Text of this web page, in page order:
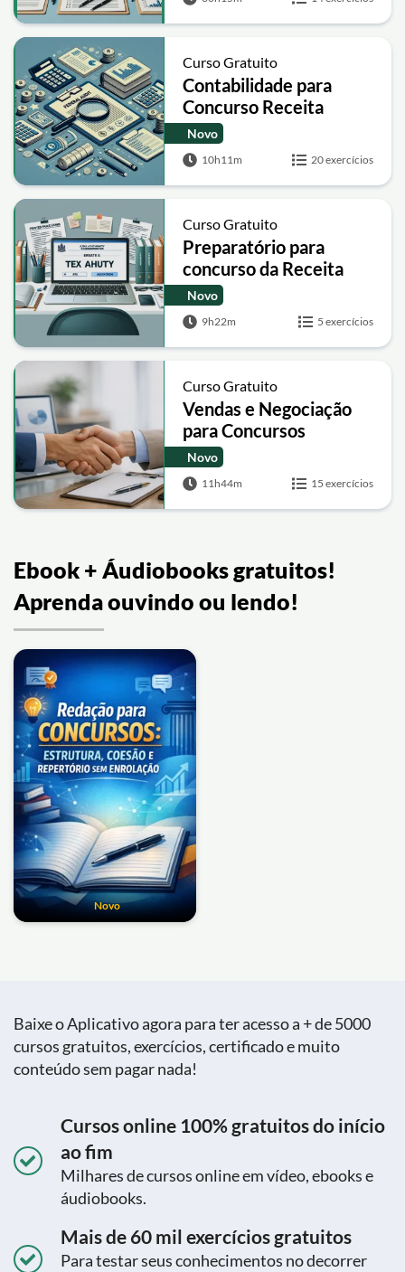
Curso Gratuito
Contabilidade para
Concurso Receita
Federal - Auditor Fiscal
Novo
10h11m 20 exercícios
Curso Gratuito
Preparatório para
concurso da Receita
Federal
Novo
9h22m 5 exercícios
Curso Gratuito
Vendas e Negociação
para Concursos
Novo
11h44m 15 exercícios
Ebook + Áudiobooks gratuitos!
Aprenda ouvindo ou lendo!
Novo
Baixe o Aplicativo agora para ter acesso a + de 5000
cursos gratuitos, exercícios, certificado e muito
conteúdo sem pagar nada!
Cursos online 100% gratuitos do início
ao fim
Milhares de cursos online em vídeo, ebooks e
áudiobooks.
Mais de 60 mil exercícios gratuitos
Para testar seus conhecimentos no decorrer